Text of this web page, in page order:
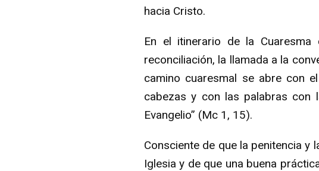
hacia Cristo.
En el itinerario de la
reconciliación, la llamada a la
camino cuaresmal se abre con
cabezas y con las palabras con
Evangelio” (Mc 1, 15).
Consciente de que la penitencia y
Iglesia y de que una buena